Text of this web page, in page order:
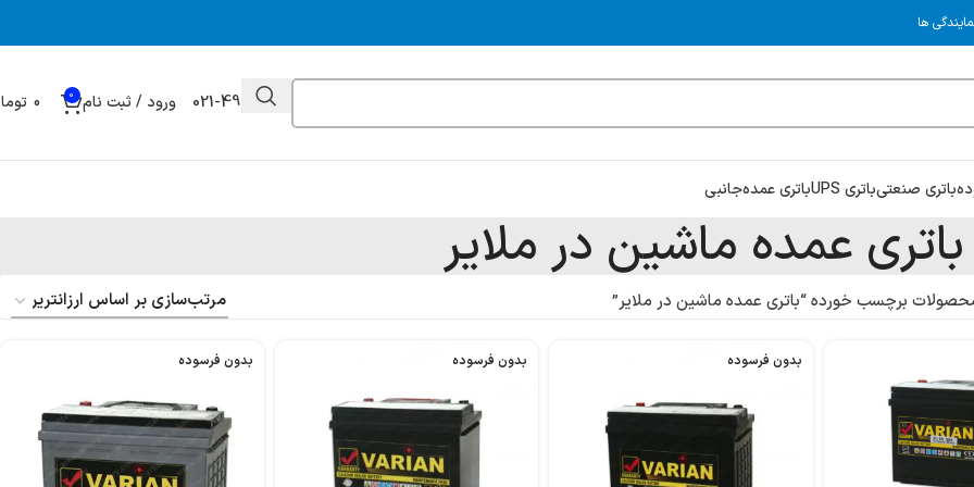
ها
021-49032000 ورود / ثبت نام 0
باتری صنعتیباتری UPS باتری عمدهجانبی
باتری عمده ماشین در ملایر
برچسب خورده “باتری عمده ماشین در ملایر”
بدون فرسوده بدون فرسوده بدون فرسوده